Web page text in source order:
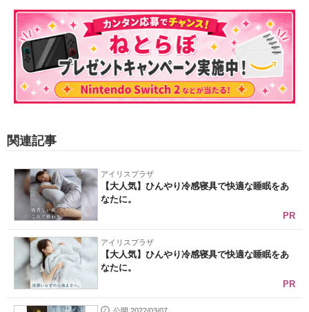
関連記事
アイリスプラザ
【大人気】ひんやり冷感寝具で快適な睡眠をあ
なたに。
PR
アイリスプラザ
【大人気】ひんやり冷感寝具で快適な睡眠をあ
なたに。
PR